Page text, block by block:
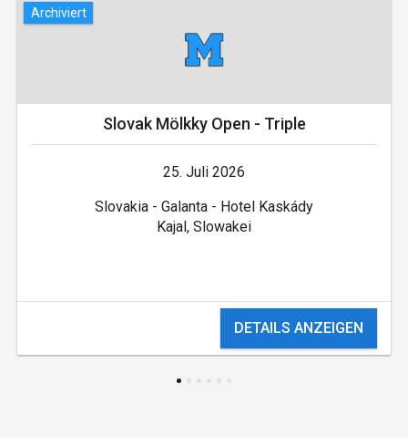
Archiviert
Slovak Mölkky Open - Triple
25. Juli 2026
Slovakia - Galanta - Hotel Kaskády
Kajal, Slowakei
DETAILS ANZEIGEN